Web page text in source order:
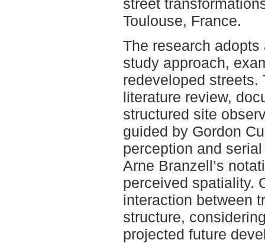
street
Toulouse, France.
The research
study approach,
redeveloped
literature review,
structured site
guided by Gordon
perception and
Arne Branzell’s
perceived spatiality.
interaction between
structure,
projected future